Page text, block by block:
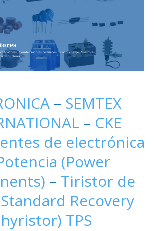
Condensadores ceramicos de alto voltaje, Varistores,
– SEMTEX
– CKE
de electrónica
(Power
– Tiristor de
Recovery
TPS